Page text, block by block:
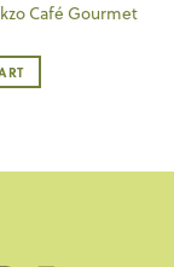
Café Gourmet